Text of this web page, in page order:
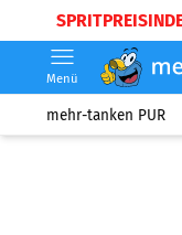
Menü
mehr-tanken PUR